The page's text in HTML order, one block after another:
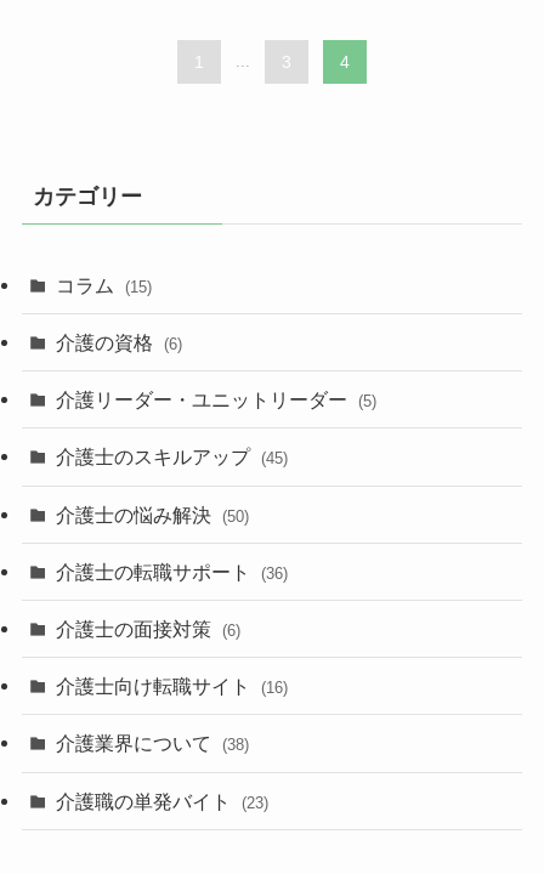
1 3 4
カテゴリー
コラム (15)
介護の資格 (6)
介護リーダー・ユニットリーダー (5)
介護士のスキルアップ (45)
介護士の悩み解決 (50)
介護士の転職サポート (36)
介護士の面接対策 (6)
介護士向け転職サイト (16)
介護業界について (38)
介護職の単発バイト (23)